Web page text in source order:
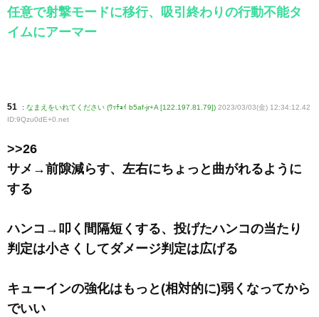
任意で射撃モードに移行、吸引終わりの行動不能タ
イムにアーマー
51 : なまえをいれてください (ﾜｯﾁｮｲ b5af-jr+A [122.197.81.79]) 2023/03/03(金) 12:34:12.42
ID:9Qzu0dE+0 .net
>>26
サメ→前隙減らす、左右にちょっと曲がれるように
する
ハンコ→叩く間隔短くする、投げたハンコの当たり
判定は小さくしてダメージ判定は広げる
キューインの強化はもっと(相対的に)弱くなってから
でいい